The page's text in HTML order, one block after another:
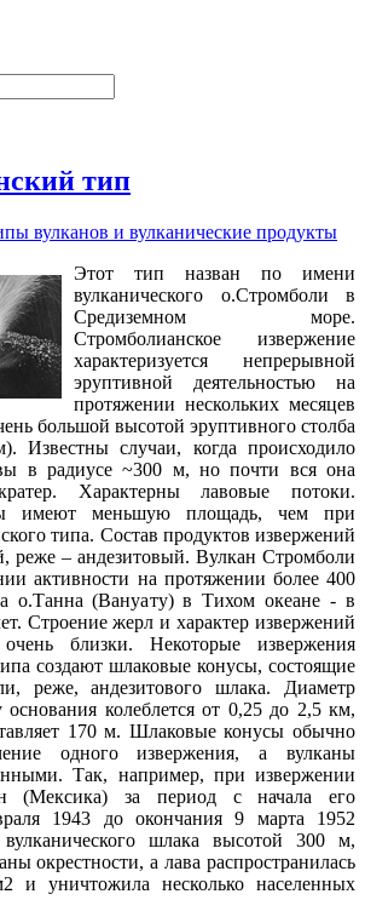
тип
вулканов и вулканические продукты
Этот тип назван по имени
вулканического о.Стромболи в
Средиземном море.
Стромболианское извержение
характеризуется непрерывной
эруптивной деятельностью на
протяжении нескольких месяцев
большой высотой эруптивного столба
Известны случаи, когда происходило
в радиусе ~300 м, но почти вся она
Характерны лавовые потоки.
имеют меньшую площадь, чем при
типа. Состав продуктов извержений
реже – андезитовый. Вулкан Стромболи
активности на протяжении более 400
о.Танна (Вануату) в Тихом океане - в
Строение жерл и характер извержений
близки. Некоторые извержения
создают шлаковые конусы, состоящие
реже, андезитового шлака. Диаметр
основания колеблется от 0,25 до 2,5 км,
170 м. Шлаковые конусы обычно
одного извержения, а вулканы
Так, например, при извержении
(Мексика) за период с начала его
1943 до окончания 9 марта 1952
вулканического шлака высотой 300 м,
окрестности, а лава распространилась
и уничтожила несколько населенных